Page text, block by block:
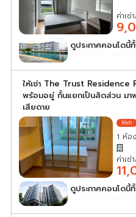
ค่าเช่
ดูประกาศคอนโดนี้
เลือกดูประกาศคอนโ
ให้เช่า The Trust Residence
พร้อมอยู่ กั้นแยกเป็นสัดส่วน มา
เสียดาย
1 ห้อ
ค่าเช่
ดูประกาศคอนโดนี้
เลือกดูประกาศคอนโ